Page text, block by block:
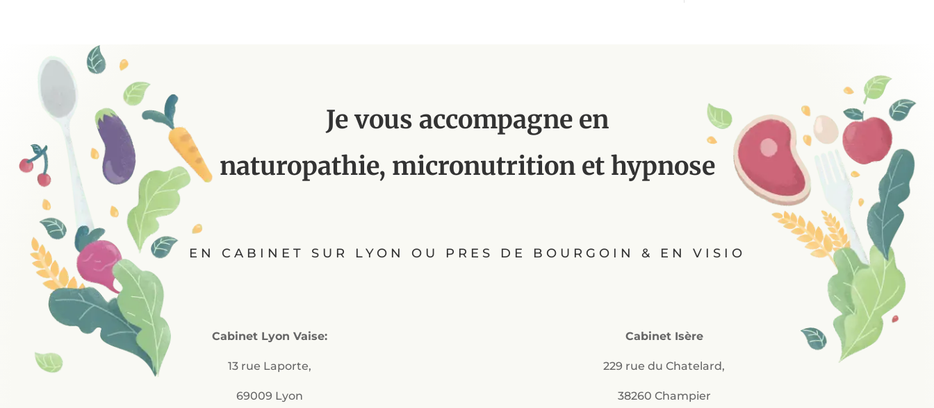
Je vous accompagne en
naturopathie, micronutrition et hypnose
EN CABINET SUR LYON OU PRES DE BOURGOIN & EN VISIO
Cabinet Lyon Vaise:
13 rue Laporte,
69009 Lyon
Cabinet Isère
229 rue du Chatelard,
38260 Champier